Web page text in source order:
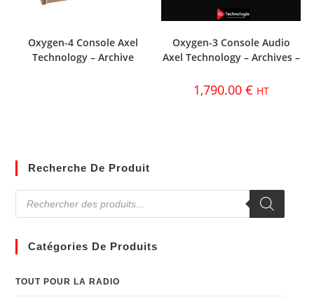
Oxygen-4 Console Axel
Technology – Archive
Oxygen-3 Console Audio
Axel Technology – Archives –
1,790.00 € HT
Recherche De Produit
Catégories De Produits
TOUT POUR LA RADIO